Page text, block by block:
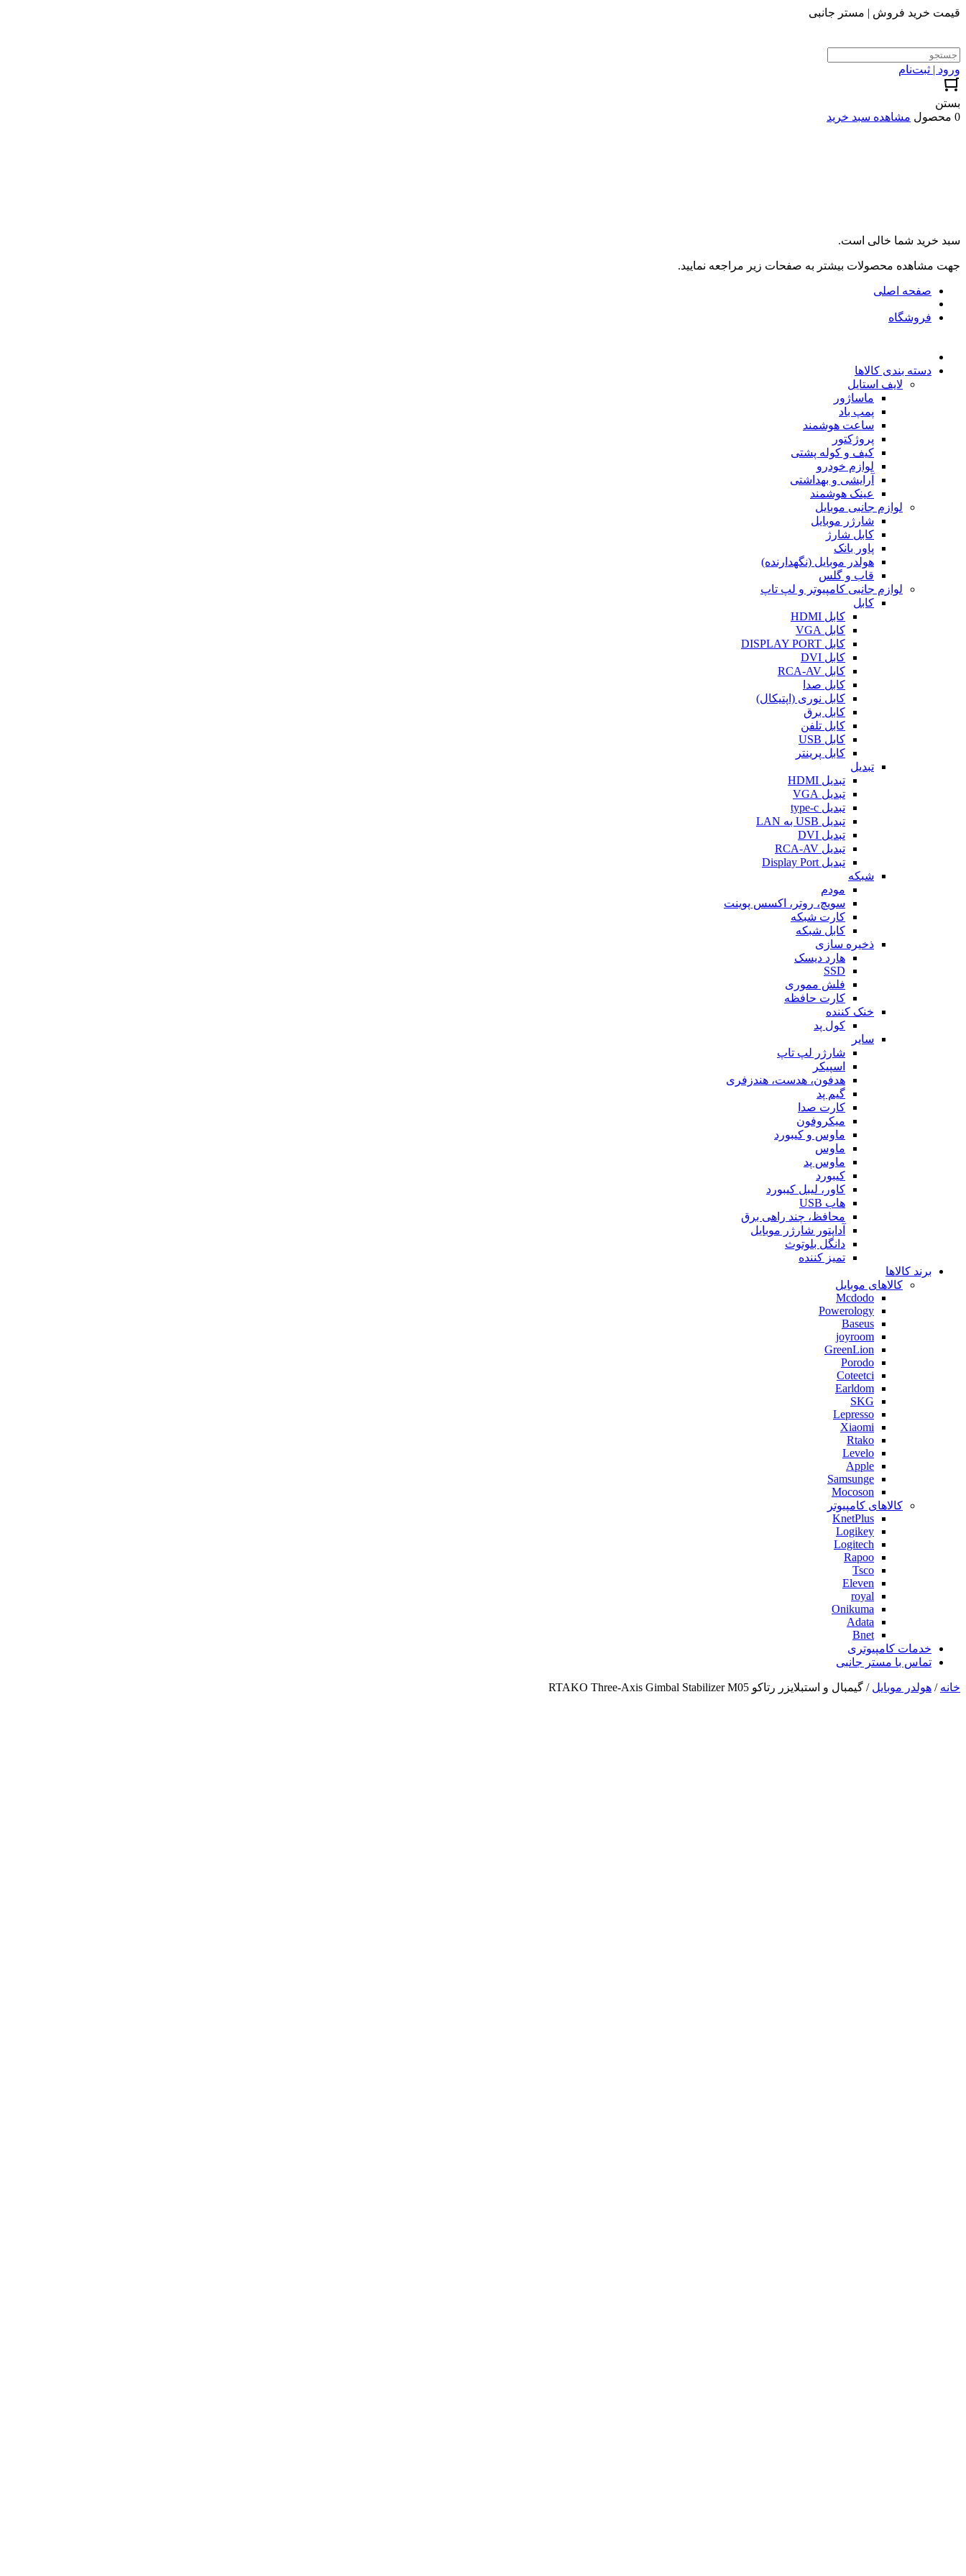
قیمت خرید فروش | مستر جانبی
ورود | ثبت‌نام
بستن
0 محصول
مشاهده سبد خرید
سبد خرید شما خالی است.
جهت مشاهده محصولات بیشتر به صفحات زیر مراجعه نمایید.
صفحه اصلی
فروشگاه
دسته بندی کالاها
لایف استایل
ماساژور
پمپ باد
ساعت هوشمند
پروژکتور
کیف و کوله پشتی
لوازم خودرو
آرایشی و بهداشتی
عینک هوشمند
لوازم جانبی موبایل
شارژر موبایل
کابل شارژ
پاور بانک
هولدر موبایل (نگهدارنده)
قاب و گلس
لوازم جانبی کامپیوتر و لپ تاپ
کابل
کابل HDMI
کابل VGA
کابل DISPLAY PORT
کابل DVI
کابل RCA-AV
کابل صدا
کابل نوری (اپتیکال)
کابل برق
کابل تلفن
کابل USB
کابل پرینتر
تبدیل
تبدیل HDMI
تبدیل VGA
تبدیل type-c
تبدیل USB به LAN
تبدیل DVI
تبدیل RCA-AV
تبدیل Display Port
شبکه
مودم
سویچ، روتر، اکسس پوینت
کارت شبکه
کابل شبکه
ذخیره سازی
هارد دیسک
SSD
فلش مموری
کارت حافظه
خنک کننده
کول پد
سایر
شارژر لپ تاپ
اسپیکر
هدفون، هدست، هندزفری
گیم پد
کارت صدا
میکروفون
ماوس و کیبورد
ماوس
ماوس پد
کیبورد
کاور، لیبل کیبورد
هاب USB
محافظ، چند راهی برق
آداپتور شارژر موبایل
دانگل بلوتوث
تمیز کننده
برند کالاها
کالاهای موبایل
Mcdodo
Powerology
Baseus
joyroom
GreenLion
Porodo
Coteetci
Earldom
SKG
Lepresso
Xiaomi
Rtako
Levelo
Apple
Samsunge
Mocoson
کالاهای کامپیوتر
KnetPlus
Logikey
Logitech
Rapoo
Tsco
Eleven
royal
Onikuma
Adata
Bnet
خدمات کامپیوتری
تماس با مستر جانبی
خانه / هولدر موبایل / گیمبال و استبلایزر رتاکو RTAKO Three-Axis Gimbal Stabilizer M05